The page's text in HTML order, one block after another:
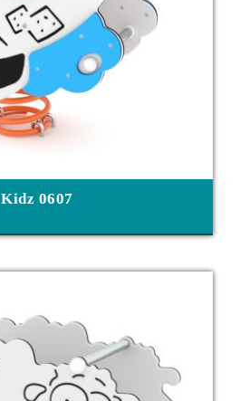
Kidz 0607